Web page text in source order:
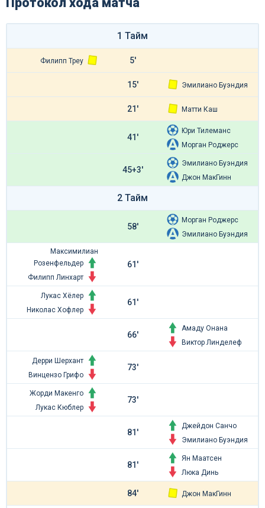
1 Тайм
Филипп Треу 5'
15' Эмилиано Буэндия
21' Матти Каш
41'
Юри Тилеманс
Морган Роджерс
45+3'
Эмилиано Буэндия
Джон МакГинн
2 Тайм
58'
Морган Роджерс
Эмилиано Буэндия
Максимилиан
Розенфельдер
Филипп Линхарт
61'
Лукас Хёлер
Николас Хофлер
61'
66'
Амаду Онана
Виктор Линделеф
Дерри Шерхант
Винцензо Грифо
73'
Жорди Макенго
Лукас Кюблер
73'
81'
Джейдон Санчо
Эмилиано Буэндия
81'
Ян Маатсен
Люка Динь
84' Джон МакГинн